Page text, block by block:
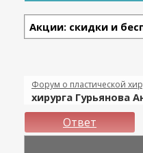
Акции: скидки и
Форум о пластической
хирурга Гурьянова
Ответ